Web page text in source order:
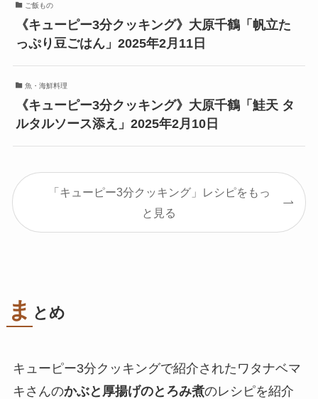
ご飯もの
《キューピー3分クッキング》大原千鶴「帆立た
っぷり豆ごはん」2025年2月11日
魚・海鮮料理
《キューピー3分クッキング》大原千鶴「鮭天 タ
ルタルソース添え」2025年2月10日
「キューピー3分クッキング」レシピをもっ
と見る
ま とめ
キューピー3分クッキングで紹介されたワタナベマ
キさんのかぶと厚揚げのとろみ煮のレシピを紹介